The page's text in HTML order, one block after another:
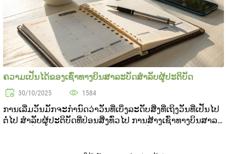
ຄວາມເປັນໄດ້ຂອງເຊົ່າທາງບິນສາລະບັດສໍາລັບຜູ້ປະຕິບັດ
30/10/2025 1584
ການເລີ່ມວັນມັກຈະກຳນົດວ່າວັນທີ່ເບິ່ງລະດັບສິ່ງທີ່ເຖິງວັນທີ່ເປັນໄປ
ຕໍ່ໄປ ສໍາລັບຜູ້ປະຕິບັດທີ່ປ່ອນສິ່ງທົ່ວໄປ ການສ້າງເຊົ່າທາງບິນສາລະ